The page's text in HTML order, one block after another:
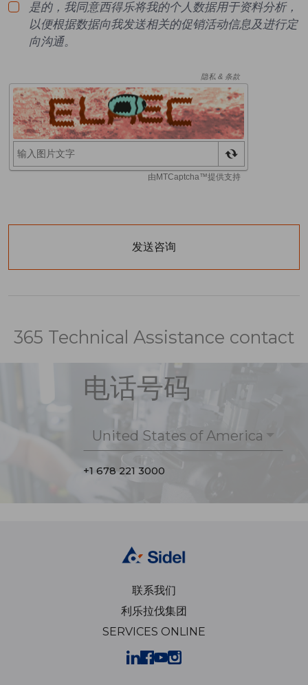
是的，我同意西得乐将我的个人数据用于资料分析，
以便根据数据向我发送相关的促销活动信息及进行定
向沟通。
365 Technical Assistance contact
电话号码
United States of America
+1 678 221 3000
联系我们
利乐拉伐集团
SERVICES ONLINE